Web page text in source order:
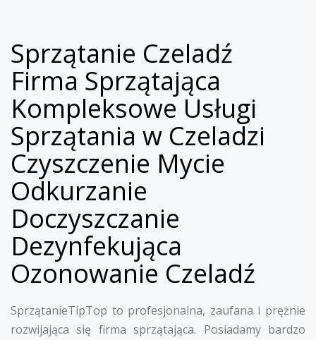
Sprzątanie Czeladź
Firma Sprzątająca
Kompleksowe Usługi
Sprzątania w Czeladzi
Czyszczenie Mycie
Odkurzanie
Doczyszczanie
Dezynfekująca
Ozonowanie Czeladź
SprzątanieTipTop to profesjonalna, zaufana i prężnie
rozwijająca się firma sprzątająca. Posiadamy bardzo